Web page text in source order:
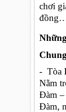
chơi
đồng…
- Tòa
Nằm
Đàm –
Đàm,